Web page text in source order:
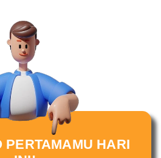
PERTAMAMU HARI